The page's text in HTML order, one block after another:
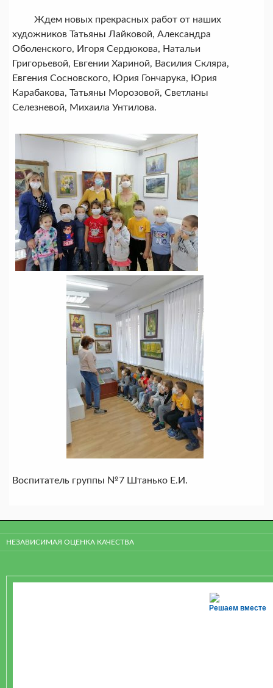
Ждем новых прекрасных работ от наших
художников Татьяны Лайковой, Александра
Оболенского, Игоря Сердюкова, Натальи
Григорьевой, Евгении Хариной, Василия Скляра,
Евгения Сосновского, Юрия Гончарука, Юрия
Карабакова, Татьяны Морозовой, Светланы
Селезневой, Михаила Унтилова.
Воспитатель группы №7 Штанько Е.И.
НЕЗАВИСИМАЯ ОЦЕНКА КАЧЕСТВА
Решаем вместе